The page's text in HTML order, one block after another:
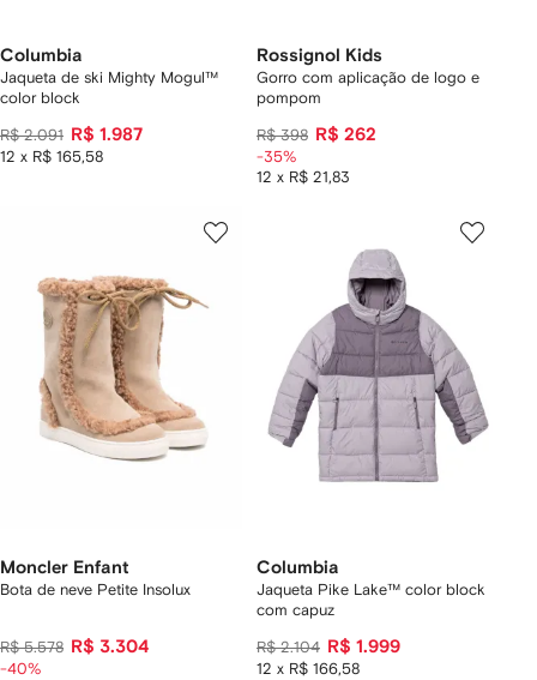
Columbia
Jaqueta de ski Mighty Mogul™
color block
R$ 2.091 R$ 1.987
12 x R$ 165,58
Rossignol Kids
Gorro com aplicação de logo e
pompom
R$ 398 R$ 262
12 x R$ 21,83
-35%
Moncler Enfant
Bota de neve Petite Insolux
R$ 5.578 R$ 3.304
-40%
Columbia
Jaqueta Pike Lake™ color block
com capuz
R$ 2.104 R$ 1.999
12 x R$ 166,58